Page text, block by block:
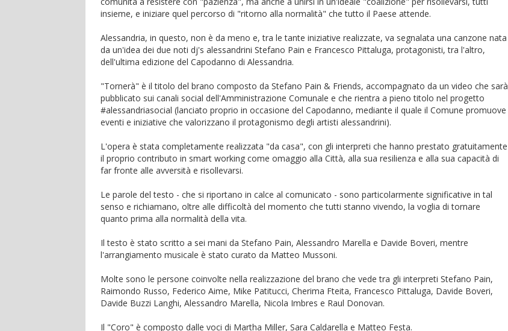
insieme, e iniziare quel percorso di "ritorno alla normalità" che tutto il Paese attende.
Alessandria, in questo, non è da meno e, tra le tante iniziative realizzate, va segnalata una canzone nata
da un'idea dei due noti dj's alessandrini Stefano Pain e Francesco Pittaluga, protagonisti, tra l'altro,
dell'ultima edizione del Capodanno di Alessandria.
"Tornerà" è il titolo del brano composto da Stefano Pain & Friends, accompagnato da un video che sarà
pubblicato sui canali social dell'Amministrazione Comunale e che rientra a pieno titolo nel progetto
#alessandriasocial (lanciato proprio in occasione del Capodanno, mediante il quale il Comune promuove
eventi e iniziative che valorizzano il protagonismo degli artisti alessandrini).
L'opera è stata completamente realizzata "da casa", con gli interpreti che hanno prestato gratuitamente
il proprio contributo in smart working come omaggio alla Città, alla sua resilienza e alla sua capacità di
far fronte alle avversità e risollevarsi.
Le parole del testo - che si riportano in calce al comunicato - sono particolarmente significative in tal
senso e richiamano, oltre alle difficoltà del momento che tutti stanno vivendo, la voglia di tornare
quanto prima alla normalità della vita.
Il testo è stato scritto a sei mani da Stefano Pain, Alessandro Marella e Davide Boveri, mentre
l'arrangiamento musicale è stato curato da Matteo Mussoni.
Molte sono le persone coinvolte nella realizzazione del brano che vede tra gli interpreti Stefano Pain,
Raimondo Russo, Federico Aime, Mike Patitucci, Cherima Fteita, Francesco Pittaluga, Davide Boveri,
Davide Buzzi Langhi, Alessandro Marella, Nicola Imbres e Raul Donovan.
Il "Coro" è composto dalle voci di Martha Miller, Sara Caldarella e Matteo Festa.